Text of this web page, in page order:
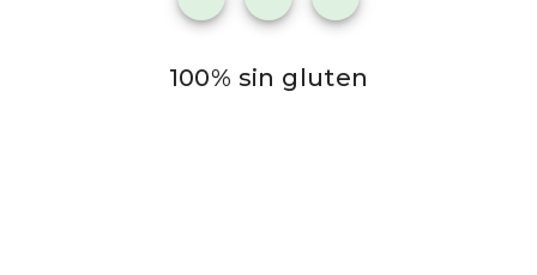
100% sin gluten